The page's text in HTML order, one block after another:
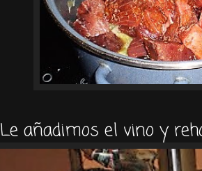
Le añadimos el vino y